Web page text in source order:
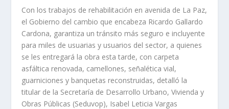
Con los trabajos de rehabilitación en avenida de La Paz,
el Gobierno del cambio que encabeza Ricardo Gallardo
Cardona, garantiza un tránsito más seguro e incluyente
para miles de usuarias y usuarios del sector, a quienes
se les entregará la obra esta tarde, con carpeta
asfáltica renovada, camellones, señalética vial,
guarniciones y banquetas reconstruidas, detalló la
titular de la Secretaría de Desarrollo Urbano, Vivienda y
Obras Públicas (Seduvop), Isabel Leticia Vargas